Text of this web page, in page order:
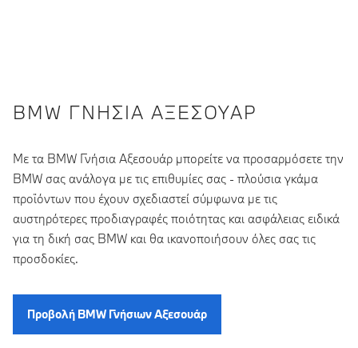
BMW ΓΝΉΣΙΑ ΑΞΕΣΟΥΆΡ
Με τα BMW Γνήσια Αξεσουάρ μπορείτε να προσαρμόσετε την
BMW σας ανάλογα με τις επιθυμίες σας - πλούσια γκάμα
προϊόντων που έχουν σχεδιαστεί σύμφωνα με τις
αυστηρότερες προδιαγραφές ποιότητας και ασφάλειας ειδικά
για τη δική σας BMW και θα ικανοποιήσουν όλες σας τις
προσδοκίες.
Προβολή BMW Γνήσιων Αξεσουάρ